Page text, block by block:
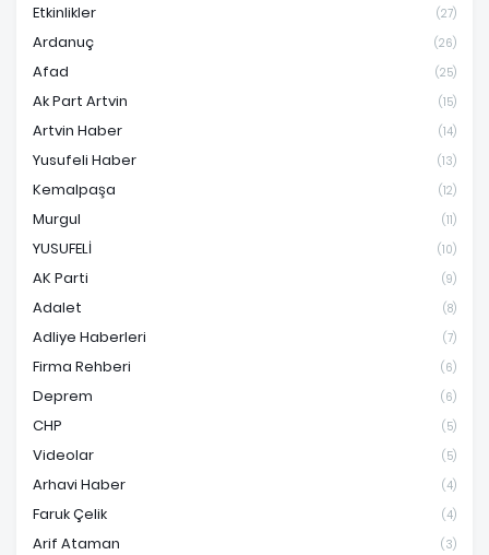
Etkinlikler (27)
Ardanuç (26)
Afad (25)
Ak Part Artvin (15)
Artvin Haber (14)
Yusufeli Haber (13)
Kemalpaşa (12)
Murgul (11)
YUSUFELİ (10)
AK Parti (9)
Adalet (8)
Adliye Haberleri (7)
Firma Rehberi (6)
Deprem (6)
CHP (5)
Videolar (5)
Arhavi Haber (4)
Faruk Çelik (4)
Arif Ataman (3)